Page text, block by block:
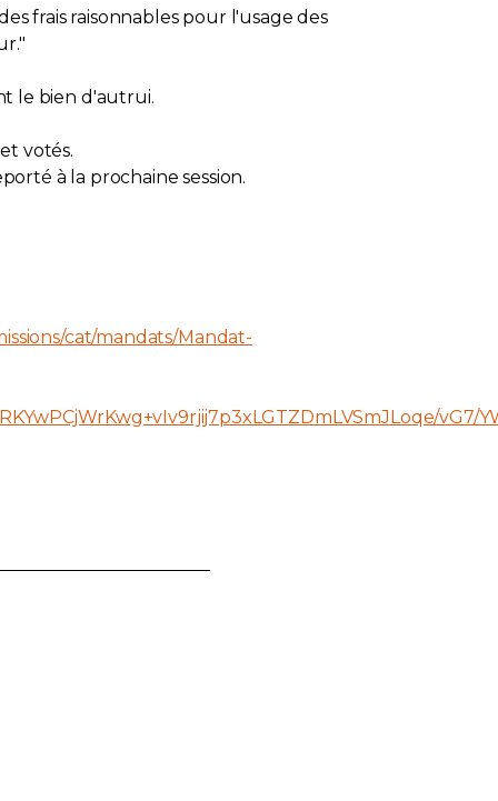
frais raisonnables pour l'usage des
le bien d'autrui.
votés.
à la prochaine session.
cat/mandats/Mandat-
vG7/